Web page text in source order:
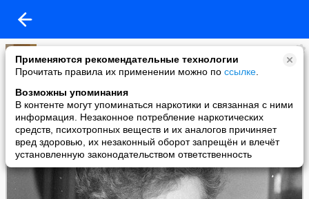
Применяются рекомендательные технологии
Прочитать правила их применении можно по ссылке
Возможны упоминания
В контенте могут упоминаться наркотики и связанная с ними
информация. Незаконное потребление наркотических
средств, психотропных веществ и их аналогов причиняет
вред здоровью, их незаконный оборот запрещён и влечёт
установленную законодательством ответственность
Владимир Борисович Савинов
added a photo
11 Feb в 14:52